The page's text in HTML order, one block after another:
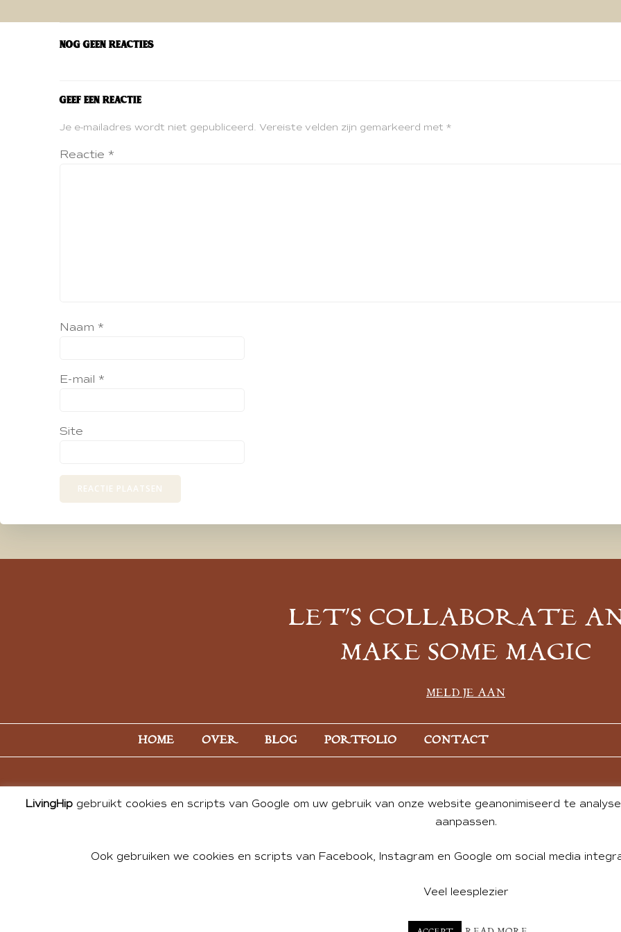
navigatie
Nog geen reacties
Geef een reactie
Je e-mailadres wordt niet gepubliceerd. Vereiste velden zijn gemarkeerd met *
Reactie *
Naam *
E-mail *
Site
LET’S COLLABORATE
MAKE SOME MAGIC
MELD JE AAN
HOME OVER BLOG PORTFOLIO CONTACT
© 2026 ALL PHOTOS & CONTENT BY ANDREA DE GROOT. WEBSITE DESIGN BY
LivingHip gebruikt cookies en scripts van Google om uw gebruik van onze website geanonimiseerd te
aanpassen.
Ook gebruiken we cookies en scripts van Facebook, Instagram en Google om social media
Veel leesplezier